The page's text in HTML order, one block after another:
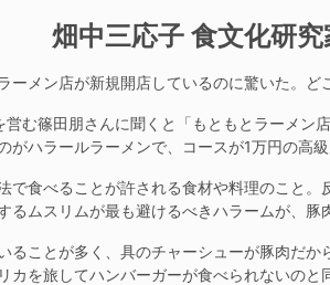
畑中三応子 食文化研
メン店が新規開店しているのに驚いた。ど
む篠田朋さんに聞くと「もともとラーメン
がハラールラーメンで、コースが1万円の高級
食べることが許される食材や料理のこと。
るムスリムが最も避けるべきハラームが、豚
ことが多く、具のチャーシューが豚肉だか
カを旅してハンバーガーが食べられないの